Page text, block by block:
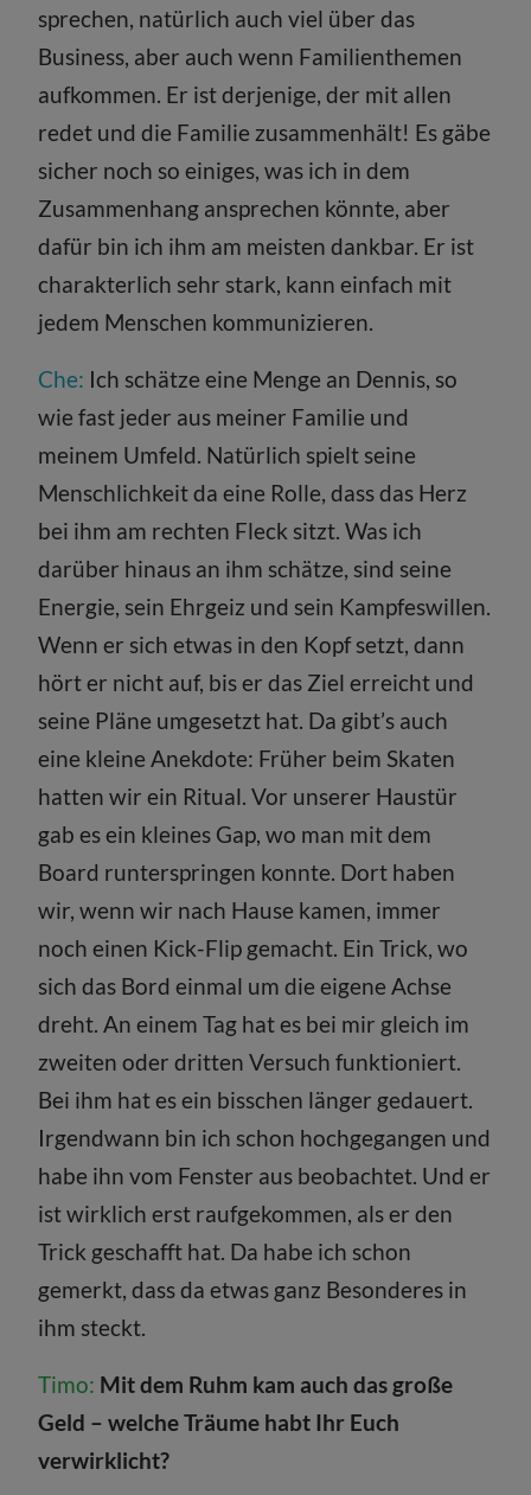
sprechen, natürlich auch viel über das
Business, aber auch wenn Familienthemen
aufkommen. Er ist derjenige, der mit allen
redet und die Familie zusammenhält! Es gäbe
sicher noch so einiges, was ich in dem
Zusammenhang ansprechen könnte, aber
dafür bin ich ihm am meisten dankbar. Er ist
charakterlich sehr stark, kann einfach mit
jedem Menschen kommunizieren.
Che: Ich schätze eine Menge an Dennis, so
wie fast jeder aus meiner Familie und
meinem Umfeld. Natürlich spielt seine
Menschlichkeit da eine Rolle, dass das Herz
bei ihm am rechten Fleck sitzt. Was ich
darüber hinaus an ihm schätze, sind seine
Energie, sein Ehrgeiz und sein Kampfeswillen.
Wenn er sich etwas in den Kopf setzt, dann
hört er nicht auf, bis er das Ziel erreicht und
seine Pläne umgesetzt hat. Da gibt’s auch
eine kleine Anekdote: Früher beim Skaten
hatten wir ein Ritual. Vor unserer Haustür
gab es ein kleines Gap, wo man mit dem
Board runterspringen konnte. Dort haben
wir, wenn wir nach Hause kamen, immer
noch einen Kick-Flip gemacht. Ein Trick, wo
sich das Bord einmal um die eigene Achse
dreht. An einem Tag hat es bei mir gleich im
zweiten oder dritten Versuch funktioniert.
Bei ihm hat es ein bisschen länger gedauert.
Irgendwann bin ich schon hochgegangen und
habe ihn vom Fenster aus beobachtet. Und er
ist wirklich erst raufgekommen, als er den
Trick geschafft hat. Da habe ich schon
gemerkt, dass da etwas ganz Besonderes in
ihm steckt.
Timo: Mit dem Ruhm kam auch das große
Geld – welche Träume habt Ihr Euch
verwirklicht?